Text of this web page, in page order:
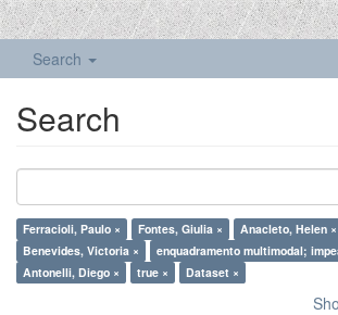
Search
Search
Ferracioli, Paulo × Fontes, Giulia × Anacleto, Helen ×
Benevides, Victoria ×
enquadramento multimodal;
Antonelli, Diego ×
true × Dataset ×